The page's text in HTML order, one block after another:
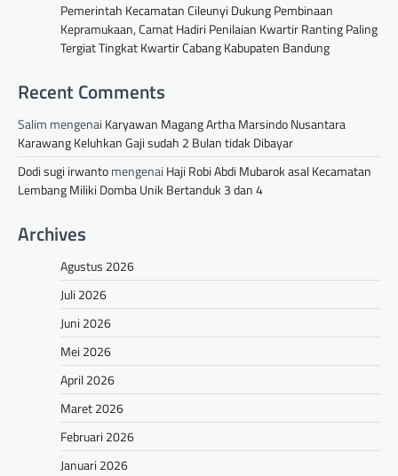
Pemerintah Kecamatan Cileunyi Dukung Pembinaan
Kepramukaan, Camat Hadiri Penilaian Kwartir Ranting Paling
Tergiat Tingkat Kwartir Cabang Kabupaten Bandung
Recent Comments
Salim mengenai Karyawan Magang Artha Marsindo Nusantara
Karawang Keluhkan Gaji sudah 2 Bulan tidak Dibayar
Dodi sugi irwantomengenai Haji Robi Abdi Mubarok asal Kecamatan
Lembang Miliki Domba Unik Bertanduk 3 dan 4
Archives
Agustus 2026
Juli 2026
Juni 2026
Mei 2026
April 2026
Maret 2026
Februari 2026
Januari 2026